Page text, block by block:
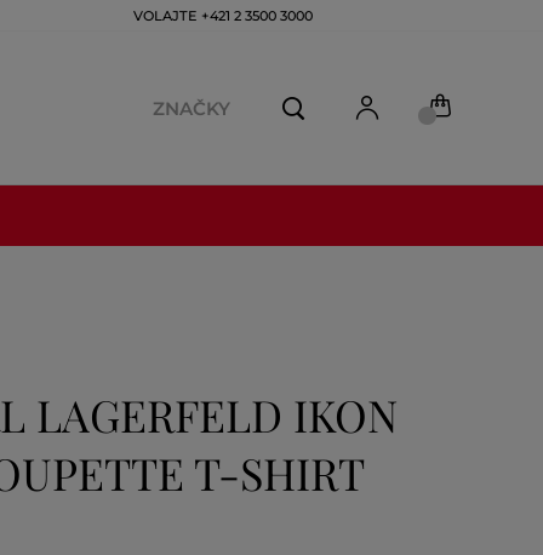
VOLAJTE +421 2 3500 3000
ZNAČKY
LAGERFELD IKON
T-SHIRT